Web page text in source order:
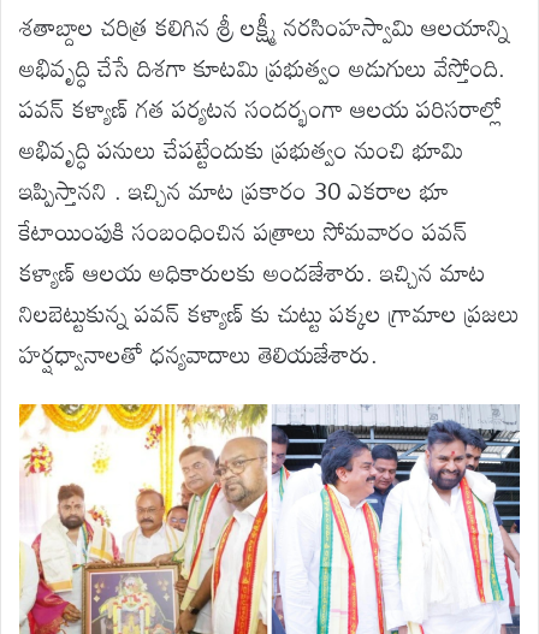
శతాబ్దాల చరిత్ర కలిగిన శ్రీ లక్ష్మీ నరసింహస్వామి ఆలయాన్ని
అభివృద్ధి చేసే దిశగా కూటమి ప్రభుత్వం అడుగులు వేస్తోంది.
పవన్ కళ్యాణ్ గత పర్యటన సందర్భంగా ఆలయ పరిసరాల్లో
అభివృద్ధి పనులు చేపట్టేందుకు ప్రభుత్వం నుంచి భూమి
ఇప్పిస్తానని . ఇచ్చిన మాట ప్రకారం 30 ఎకరాల భూ
కేటాయింపుకి సంబంధించిన పత్రాలు సోమవారం పవన్
కళ్యాణ్ ఆలయ అధికారులకు అందజేశారు. ఇచ్చిన మాట
నిలబెట్టుకున్న పవన్ కళ్యాణ్ కు చుట్టు పక్కల గ్రామాల ప్రజలు
హర్షధ్వానాలతో ధన్యవాదాలు తెలియజేశారు.